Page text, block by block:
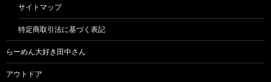
サイトマップ
特定商取引法に基づく表記
らーめん大好き田中さん
アウトドア